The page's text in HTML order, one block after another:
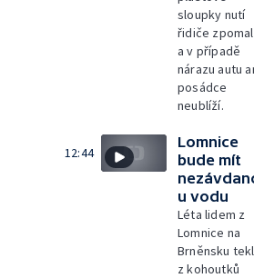
sloupky nutí
řidiče
a v případě
nárazu autu
posádce
neublíží.
12:44
Lomnice
bude mít
u vodu
Léta lidem z
Lomnice na
Brněnsku
z kohoutků